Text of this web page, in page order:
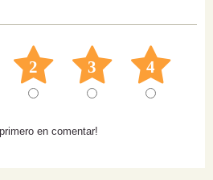
2 3 4
en comentar!